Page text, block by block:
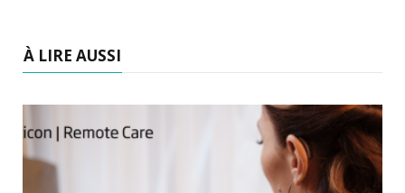
À LIRE AUSSI